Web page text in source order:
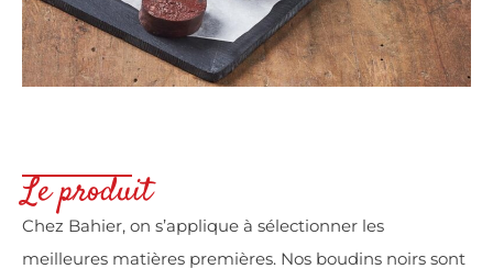
Le produit
Chez Bahier, on s’applique à sélectionner les
meilleures matières premières. Nos boudins noirs sont